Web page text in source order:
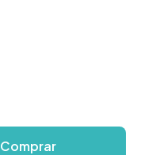
Comprar